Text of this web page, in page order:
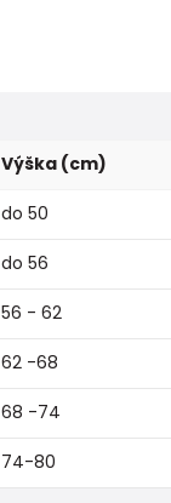
Výška (cm)
do 50
do 56
56 - 62
62 -68
68 -74
74-80